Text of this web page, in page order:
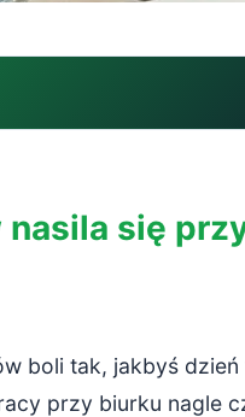
amortyzacyjne
się
boli tak, jakbyś
przy biurku nagle